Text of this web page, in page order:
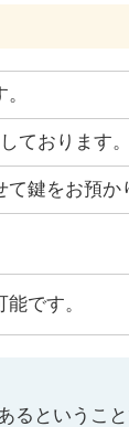
ております。
鍵をお預か
です。
るということ